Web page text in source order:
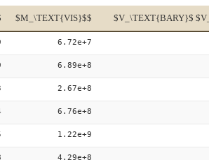
$M_\TEXT{VIS}$$ $V_\TEXT{BARY}$
6.72e+7
6.89e+8
2.67e+8
6.76e+8
1.22e+9
4.29e+8